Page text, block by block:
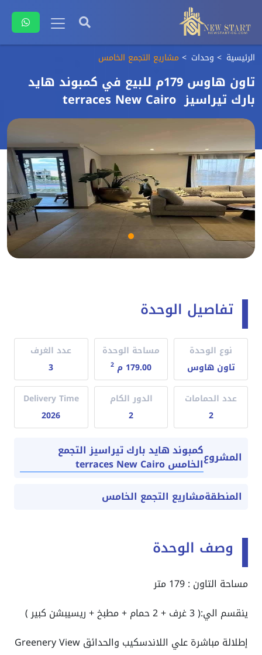
الرئيسية وحدات مشاريع التجمع الخامس
تاون هاوس 179م للبيع في كمبوند هايد
بارك تيراسيز terraces New Cairo
تفاصيل الوحدة
نوع الوحدة
تاون هاوس
مساحة الوحدة
179.00 م
2
عدد الغرف
3
عدد الحمامات
2
الدور الكام
2
Delivery Time
2026
المشروعكمبوند هايد بارك تيراسيز التجمع
الخامس terraces New Cairo
المنطقةمشاريع التجمع الخامس
وصف الوحدة
مساحة التاون : 179 متر
ينقسم الي:( 3 غرف + 2 حمام + مطبخ + ريسيبشن كبير )
إطلالة مباشرة علي اللاندسكيب والحدائق Greenery View